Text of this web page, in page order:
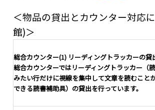
＜物品の貸出とカウンター対応
館)＞
総合カウンター(1) リーディングトラッカーの貸
総合カウンターではリーディングトラッカー（読
みたい行だけに視線を集中して文章を読むこと
できる読書補助具）の貸出を行っています。